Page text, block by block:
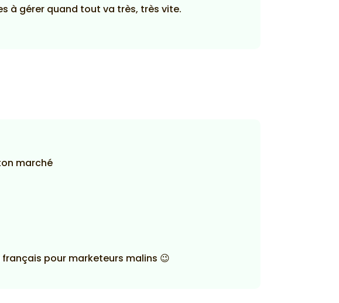
à gérer quand tout va très, très vite.
marché
pour marketeurs malins 😉